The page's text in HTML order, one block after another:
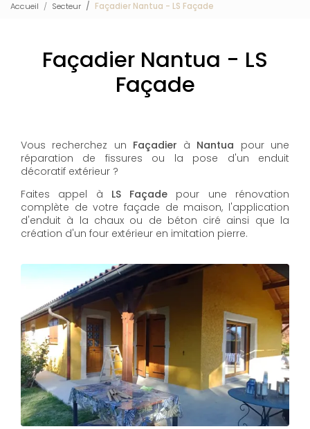
Accueil Secteur Façadier Nantua - LS Façade
Façadier Nantua - LS
Façade
Vous recherchez un Façadier à Nantua pour une
réparation de fissures ou la pose d'un enduit
décoratif extérieur ?
Faites appel à LS Façade pour une rénovation
complète de votre façade de maison, l'application
d'enduit à la chaux ou de béton ciré ainsi que la
création d'un four extérieur en imitation pierre.